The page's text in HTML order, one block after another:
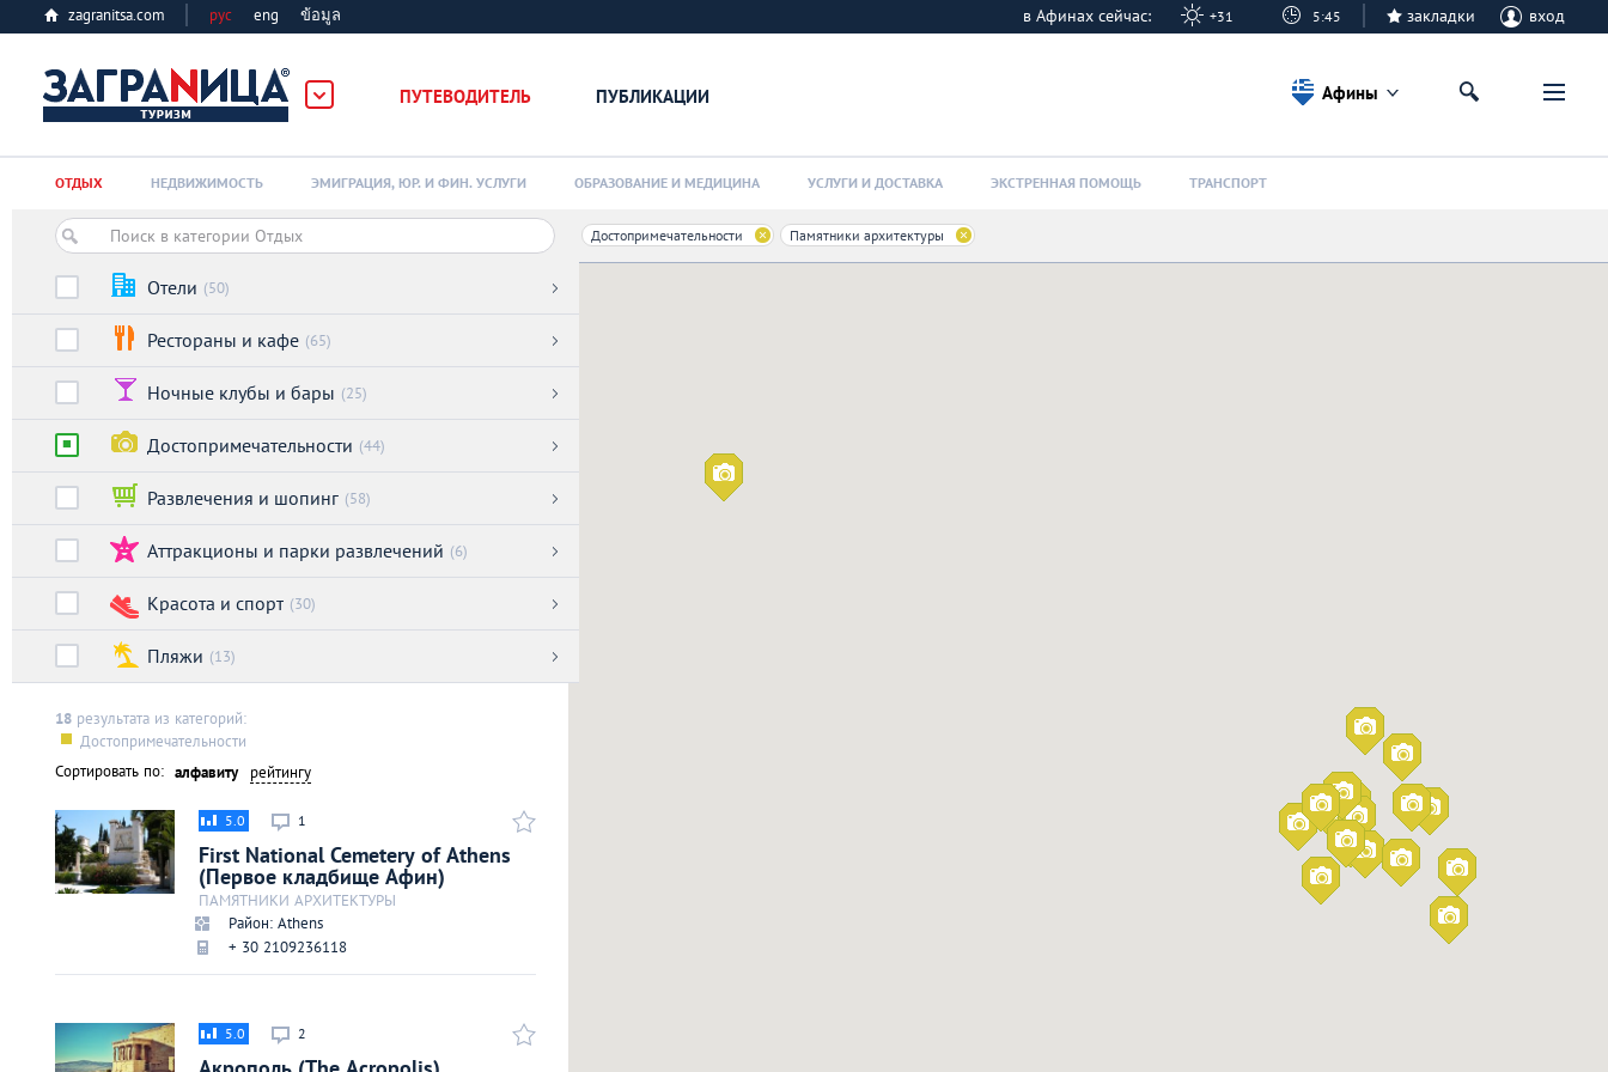
zagranitsa.com рус eng ข้อมูล в Афинах сейчас: +31 5:45 закладки вход
ПУТЕВОДИТЕЛЬ ПУБЛИКАЦИИ
Алматы
Киев
Лондон
Лос-Анджелес
Москва
Париж
Паттайя
Пхукет
Афины
ОТДЫХ НЕДВИЖИМОСТЬ ЭМИГРАЦИЯ, ЮР. И ФИН. УСЛУГИ ОБРАЗОВАНИЕ И МЕДИЦИНА УСЛУГИ И ДОСТАВКА ЭКСТРЕННАЯ ПОМОЩЬ ТРАНСПОРТ
Отели (50)
Рестораны и кафе (65)
Ночные клубы и бары (25)
Достопримечательности (44)
Развлечения и шопинг (58)
Аттракционы и парки развлечений (6)
Красота и спорт (30)
Пляжи (13)
18 результата из категорий:
Достопримечательности
Сортировать по: алфавиту рейтингу
1
5.0
First National Cemetery of Athens
(Первое кладбище Афин)
ПАМЯТНИКИ АРХИТЕКТУРЫ
Район: Athens
+ 30 2109236118
2
5.0
Достопримечательности Памятники архитектуры